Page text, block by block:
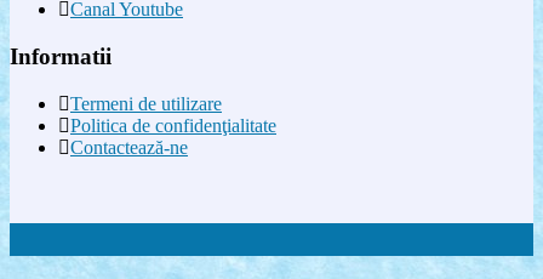
Canal Youtube
Informatii
Termeni de utilizare
Politica de confidenţialitate
Contactează-ne